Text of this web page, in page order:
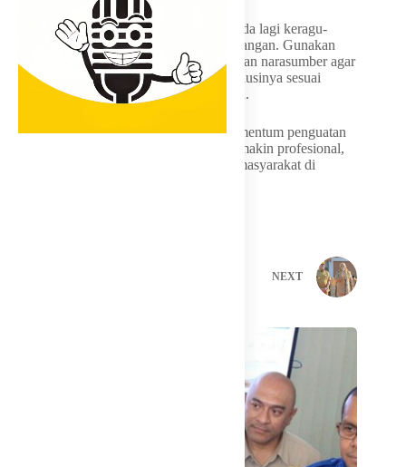
“Saya berharap setelah kegiatan ini tidak ada lagi keragu-
raguan dalam mengambil keputusan di lapangan. Gunakan
kesempatan ini untuk berdiskusi aktif dengan narasumber agar
setiap persoalan teknis dapat ditemukan solusinya sesuai
koridor hukum yang berlaku,” pungkasnya.
Kegiatan tersebut diharapkan menjadi momentum penguatan
tata kelola pengadaan barang/jasa yang semakin profesional,
bersih dan berorientasi pada kepentingan masyarakat di
NEXT